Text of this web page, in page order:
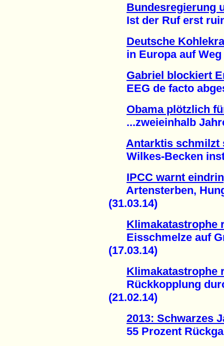
Bundesregierung
Ist der Ruf erst
Deutsche
in Europa auf Weg
Gabriel blockiert
EEG de facto
Obama plötzlich
...zweieinhalb
Antarktis schmilzt
Wilkes-Becken
IPCC warnt
Artensterben,
(31.03.14)
Klimakatastrophe
Eisschmelze auf
(17.03.14)
Klimakatastrophe
Rückkopplung
(21.02.14)
2013: Schwarzes
55 Prozent